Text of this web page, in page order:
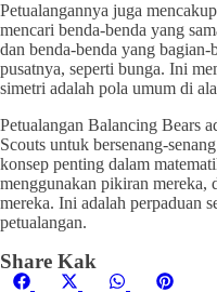
Petualangannya juga
mencari benda-benda yang
dan benda-benda yang
pusatnya, seperti bunga. Ini
simetri adalah pola umum di
Petualangan Balancing Bears
Scouts untuk bersenang-
konsep penting dalam
menggunakan pikiran mereka,
mereka. Ini adalah perpaduan
petualangan.
Share Kak
Share
FacebookShare
Share
WhatsApp
Share